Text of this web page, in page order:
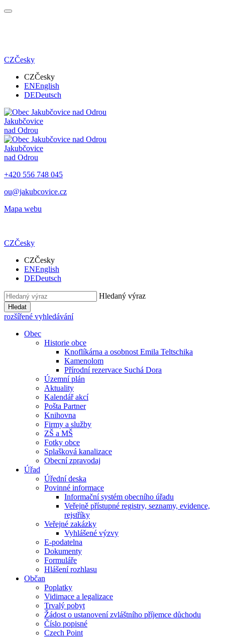
CZČesky
CZČesky
ENEnglish
DEDeutsch
Jakubčovice
nad Odrou
Jakubčovice
nad Odrou
+420 556 748 045
ou@jakubcovice.cz
Mapa webu
CZČesky
CZČesky
ENEnglish
DEDeutsch
Hledaný výraz
Hledat
rozšířené vyhledávání
Obec
Historie obce
Knoflíkárna a osobnost Emila Teltschika
Kamenolom
Přírodní rezervace Suchá Dora
Územní plán
Aktuality
Kalendář akcí
Pošta Partner
Knihovna
Firmy a služby
ZŠ a MŠ
Fotky obce
Splašková kanalizace
Obecní zpravodaj
Úřad
Úřední deska
Povinné informace
Informační systém obecního úřadu
Veřejně přístupné registry, seznamy, evidence,
rejstříky
Veřejné zakázky
Vyhlášené výzvy
E-podatelna
Dokumenty
Formuláře
Hlášení rozhlasu
Občan
Poplatky
Vidimace a legalizace
Trvalý pobyt
Žádost o ustanovení zvláštního příjemce důchodu
Číslo popisné
Czech Point